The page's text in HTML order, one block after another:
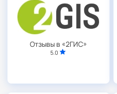
Отзывы в «2ГИС»
5.0